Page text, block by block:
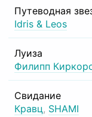
Путеводная
Idris & Leos
Луиза
Филипп
Свидание
Кравц, SHAMI